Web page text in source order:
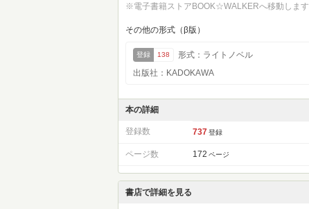
※電子書籍ストアBOOK☆WALKERへ移動します
その他の形式（β版）
登録 138
形式：ライトノベル
出版社：KADOKAWA
本の詳細
登録数 737 登録
ページ数 172 ページ
書店で詳細を見る